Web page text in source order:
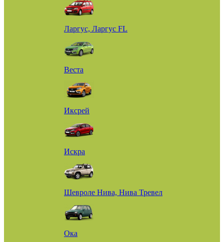
Ларгус, Ларгус FL
Веста
Иксрей
Искра
Шевроле Нива, Нива Тревел
Ока